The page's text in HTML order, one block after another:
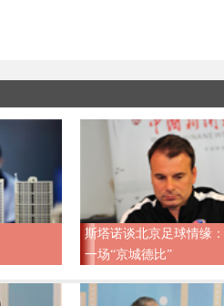
斯塔诺谈北京足球情缘
一场“京城德比”